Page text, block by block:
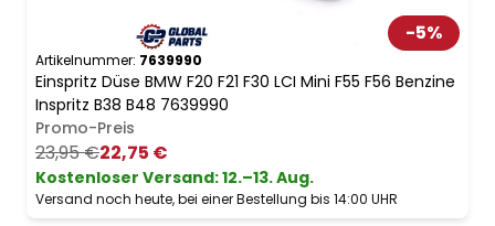
-5%
Artikelnummer: 7639990
Einspritz Düse BMW F20 F21 F30 LCI Mini F55 F56 Benzine
Inspritz B38 B48 7639990
Promo-Preis
23,95 €22,75 €
Kostenloser Versand:12.–13. Aug.
Versand noch heute, bei einer Bestellung bis 14:00 UHR